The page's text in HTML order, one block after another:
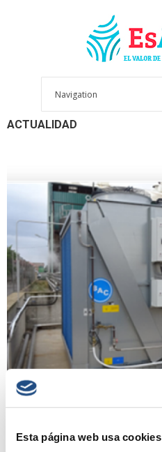
Esta página web usa cookies
ACTUALIDAD